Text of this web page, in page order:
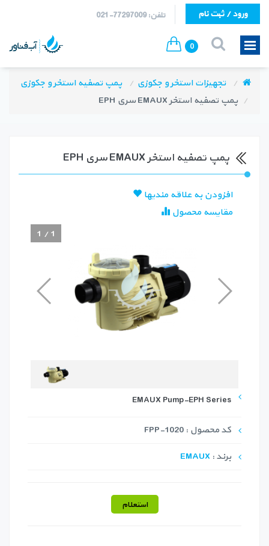
تلفن: 77297009-021 ورود / ثبت نام
0
تجهیزات استخر و جکوزی
پمپ تصفیه استخر و جکوزی
پمپ تصفیه استخر EMAUX سری EPH
پمپ تصفیه استخر EMAUX سری EPH
افزودن به علاقه مندیها
مقایسه محصول
1 /1
EMAUX Pump-EPH Series
کد محصول : FPP-1020
برند : EMAUX
استعلام